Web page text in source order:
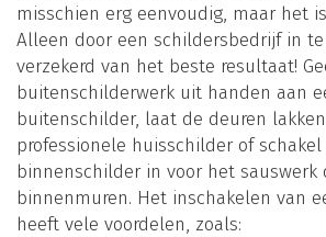
misschien erg eenvoudig, maar het
Alleen door een schildersbedrijf in
verzekerd van het beste resultaat!
buitenschilderwerk uit handen aan
buitenschilder, laat de deuren
professionele huisschilder of schakel
binnenschilder in voor het sauswerk
binnenmuren. Het inschakelen van
heeft vele voordelen, zoals: